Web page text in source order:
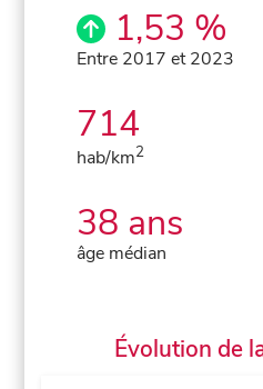
1,53 %
Entre 2017 et 2023
714
hab/km2
38 ans
âge médian
Évolution de